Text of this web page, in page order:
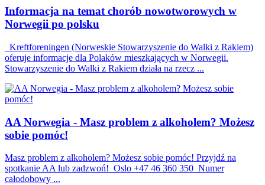
Informacja na temat chorób nowotworowych w
Norwegii po polsku
Kreftforeningen (Norweskie Stowarzyszenie do Walki z Rakiem)
oferuje informacje dla Polaków mieszkających w Norwegii.
Stowarzyszenie do Walki z Rakiem działa na rzecz ...
AA Norwegia - Masz problem z alkoholem? Możesz
sobie pomóc!
Masz problem z alkoholem? Możesz sobie pomóc! Przyjdź na
spotkanie AA lub zadzwoń! Oslo +47 46 360 350 Numer
całodobowy ...